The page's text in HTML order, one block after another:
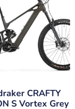
CRAFTY
S Vortex Grey